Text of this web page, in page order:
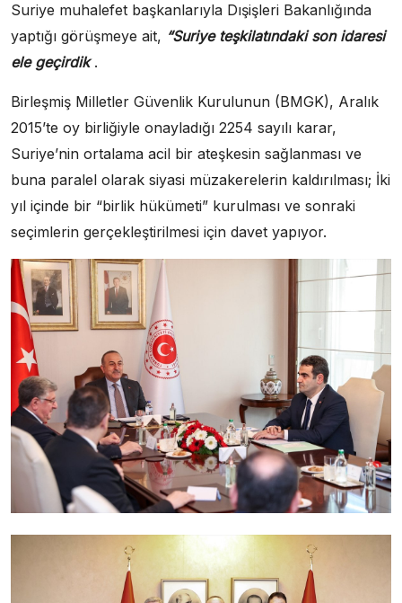
Suriye muhalefet başkanlarıyla Dışişleri Bakanlığında
yaptığı görüşmeye ait, “Suriye teşkilatındaki son idaresi
ele geçirdik.
Birleşmiş Milletler Güvenlik Kurulunun (BMGK), Aralık
2015’te oy birliğiyle onayladığı 2254 sayılı karar,
Suriye’nin ortalama acil bir ateşkesin sağlanması ve
buna paralel olarak siyasi müzakerelerin kaldırılması; İki
yıl içinde bir “birlik hükümeti” kurulması ve sonraki
seçimlerin gerçekleştirilmesi için davet yapıyor.